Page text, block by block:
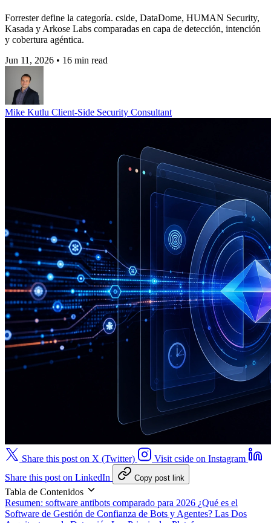
Forrester define la categoría. cside, DataDome, HUMAN Security,
Kasada y Arkose Labs comparadas en capa de detección, intención
y cobertura agéntica.
Jun 11, 2026 • 16 min read
Mike Kutlu Client-Side Security Consultant
Share this post on X (Twitter)
Visit cside on Instagram
Share this post on LinkedIn
Copy post link
Tabla de Contenidos
Resumen: software antibots comparado para 2026 ¿Qué es el
Software de Gestión de Confianza de Bots y Agentes? Las Dos